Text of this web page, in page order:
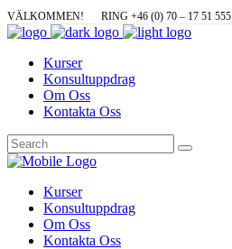
VÄLKOMMEN! RING +46 (0) 70 – 17 51 555
Kurser
Konsultuppdrag
Om Oss
Kontakta Oss
Kurser
Konsultuppdrag
Om Oss
Kontakta Oss